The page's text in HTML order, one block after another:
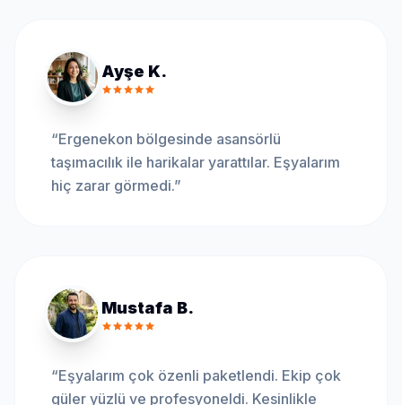
Ayşe K.
“Ergenekon bölgesinde asansörlü
taşımacılık ile harikalar yarattılar. Eşyalarım
hiç zarar görmedi.”
Mustafa B.
“Eşyalarım çok özenli paketlendi. Ekip çok
güler yüzlü ve profesyoneldi. Kesinlikle